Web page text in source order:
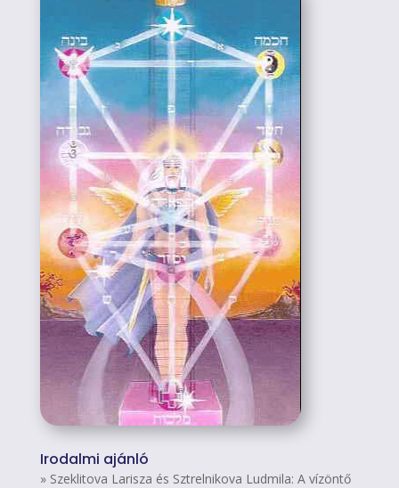
Irodalmi ajánló
» Szeklitova Larisza és Sztrelnikova Ludmila: A vízöntő